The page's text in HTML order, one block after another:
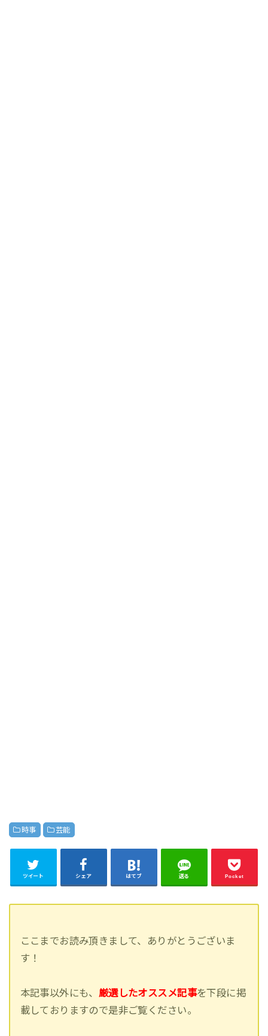
時事 芸能
ツイート シェア はてブ 送る Pocket
ここまでお読み頂きまして、ありがとうございま
す！
本記事以外にも、 厳選したオススメ記事を下段に掲
載しておりますので是非ご覧ください。